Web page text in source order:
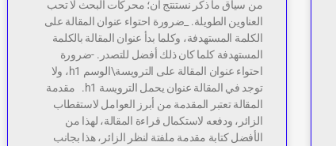
من سياق ما ذكر نستنتج أن؛ محركات البحث لا تحب
العناوين الطويلة. _ضرورة احتواء عنوان المقالة على
الكلمة المستهدفة، وكلما بدأ عنوان المقالة بالكلمة
المستهدفة كلما كان ذلك أفضل للتصدر. -ضرورة
احتواء عنوان المقالة على الترويسة\الوسم h1، ولا
توجد في المقالة عنوان يحمل الترويسة h1. مقدمة
المقالة تعتبر المقدمة من أبرز العوامل لاستقطاب
الزائر، ودفعه لاستكمال قراءة المقالة، لهذا من
الأفضل كتابة مقدمة ملفتة لنظر الزائر، هذا بجانب